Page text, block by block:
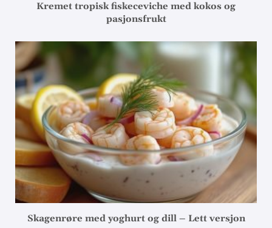
Kremet tropisk fiskeceviche med kokos og
pasjonsfrukt
Skagenrøre med yoghurt og dill – Lett versjon